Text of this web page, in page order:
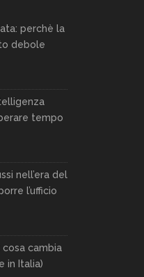
perchè la
debole
tempo
nell’era del
l’ufficio
cosa cambia
in Italia)